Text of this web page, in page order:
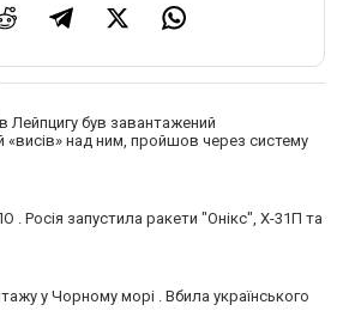
Лейпцигу був завантажений
над ним, пройшов через систему
. Росія запустила ракети "Онікс", Х-31П та
у Чорному морі . Вбила українського